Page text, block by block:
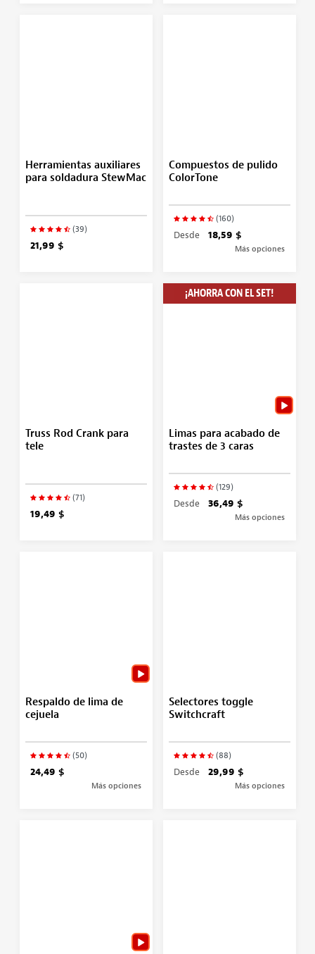
Herramientas auxiliares
para soldadura StewMac
(39)
21,99 $
Compuestos de pulido
ColorTone
(160)
Desde 18,59 $
Más opciones
Truss Rod Crank para
tele
(71)
19,49 $
¡AHORRA CON EL SET!
Limas para acabado de
trastes de 3 caras
(129)
Desde 36,49 $
Más opciones
Respaldo de lima de
cejuela
(50)
24,49 $
Más opciones
Selectores toggle
Switchcraft
(88)
Desde 29,99 $
Más opciones